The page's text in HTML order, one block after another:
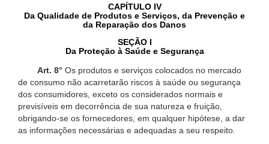
CAPÍTULO IV
Da Qualidade de Produtos e Serviços, da Prevenção e
da Reparação dos Danos
SEÇÃO I
Da Proteção à Saúde e Segurança
Art. 8° Os produtos e serviços colocados no mercado
de consumo não acarretarão riscos à saúde ou segurança
dos consumidores, exceto os considerados normais e
previsíveis em decorrência de sua natureza e fruição,
obrigando-se os fornecedores, em qualquer hipótese, a dar
as informações necessárias e adequadas a seu respeito.